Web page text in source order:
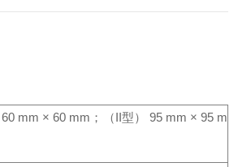
60 mm × 60 mm；（II型） 95 mm × 95 m